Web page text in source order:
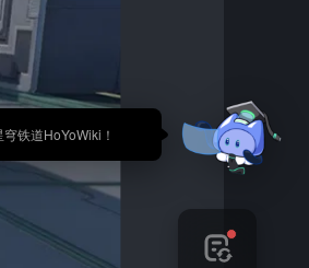
穹铁道HoYoWiki！